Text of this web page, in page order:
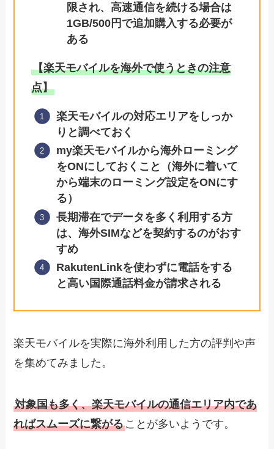
限され、高速通信を続ける場合は
1GB/500円で追加購入する必要が
ある
【楽天モバイルを海外で使うときの注意
点】
楽天モバイルの対応エリアをしっか
りと調べておく
my楽天モバイルから海外ローミング
をONにしておくこと（海外に着いて
から端末のローミング設定をONにす
る）
長期滞在でデータを多く利用する方
は、海外SIMなどを契約するのがおす
すめ
RakutenLinkを使わずに電話をする
と高い国際通話料金が請求される
楽天モバイルを実際に海外利用した方の評判や声
を集めてみました。
対象国も多く、楽天モバイルの通信エリア内であ
ればスムーズに繋がることが多いようです。